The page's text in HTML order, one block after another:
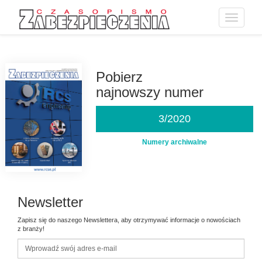
Toggle
Pobierz
najnowszy numer
3/2020
Numery archiwalne
Newsletter
Zapisz się do naszego Newslettera, aby otrzymywać informacje o nowościach
z branży!